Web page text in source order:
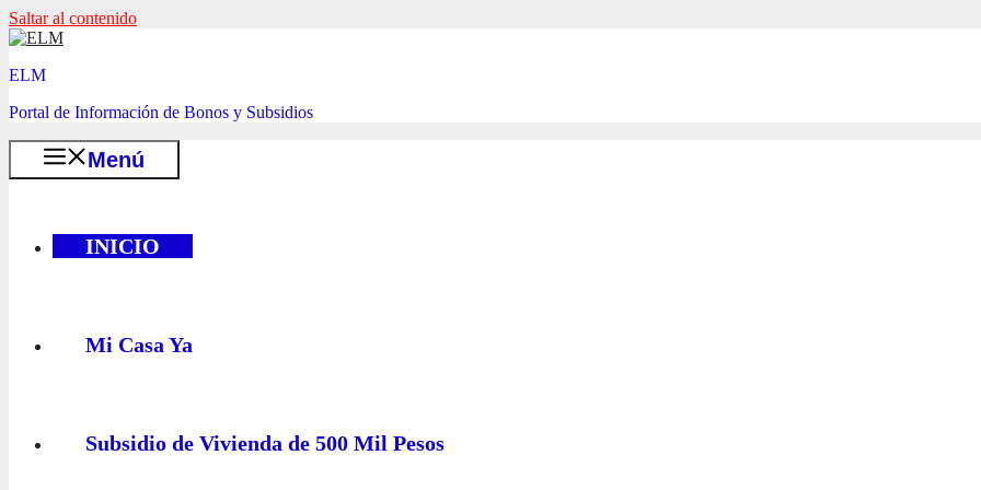
Saltar al contenido
ELM
Portal de Información de Bonos y Subsidios
Menú
INICIO
Mi Casa Ya
Subsidio de Vivienda de 500 Mil Pesos